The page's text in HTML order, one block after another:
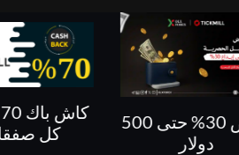
كاش باك 70 % على
كل صفقاتك